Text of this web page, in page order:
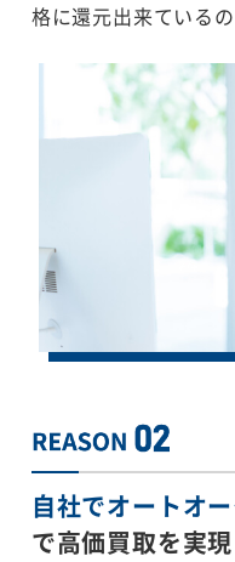
格に還元出来ているの
自社でオートオ
で高価買取を実現